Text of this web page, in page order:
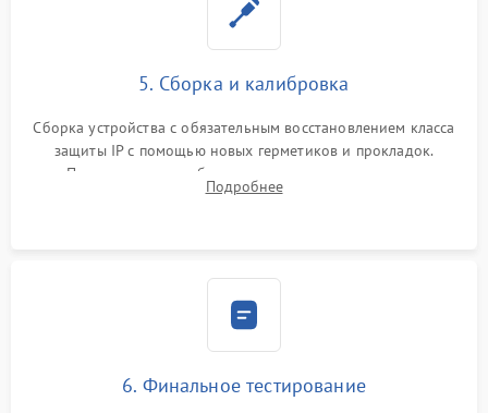
5. Сборка и калибровка
Сборка устройства с обязательным восстановлением класса
защиты IP с помощью новых герметиков и прокладок.
Программная калибровка матрицы по эталонному
абсолютно черному телу для точного измерения температур.
Подробнее
6. Финальное тестирование